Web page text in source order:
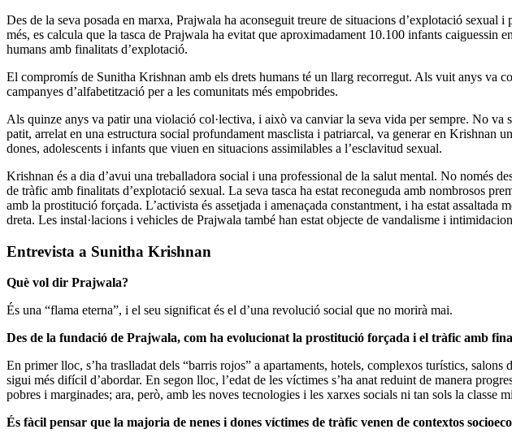
Des de la seva posada en marxa, Prajwala ha aconseguit treure de situacions d’explotació
més, es calcula que la tasca de Prajwala ha evitat que aproximadament 10.100 infants caiguessin
humans amb finalitats d’explotació.
El compromís de Sunitha Krishnan amb els drets humans té un llarg recorregut. Als vuit anys va
campanyes d’alfabetització per a les comunitats més empobrides.
Als quinze anys va patir una violació col·lectiva, i això va canviar la seva vida per sempre. No
patit, arrelat en una estructura social profundament masclista i patriarcal, va generar en Krishnan
dones, adolescents i infants que viuen en situacions assimilables a l’esclavitud sexual.
Krishnan és a dia d’avui una treballadora social i una professional de la salut mental. No només
de tràfic amb finalitats d’explotació sexual. La seva tasca ha estat reconeguda amb nombrosos
amb la prostitució forçada. L’activista és assetjada i amenaçada constantment, i ha estat assaltada
dreta. Les instal·lacions i vehicles de Prajwala també han estat objecte de vandalisme i
Entrevista a Sunitha Krishnan
Què vol dir Prajwala?
És una “flama eterna”, i el seu significat és el d’una revolució social que no morirà mai.
Des de la fundació de Prajwala, com ha evolucionat la prostitució forçada i el tràfic amb
En primer lloc, s’ha traslladat dels “barris rojos” a apartaments, hotels, complexos turístics,
sigui més difícil d’abordar. En segon lloc, l’edat de les víctimes s’ha anat reduint de manera
pobres i marginades; ara, però, amb les noves tecnologies i les xarxes socials ni tan sols la classe
És fàcil pensar que la majoria de nenes i dones víctimes de tràfic venen de contextos